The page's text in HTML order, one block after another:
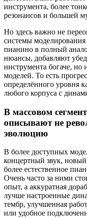
инструмента, более
резонансов и большей
Но здесь важно не
системы
пианино в полный
нюансы, добавляют
инструмента богаче,
моделей. То есть
определённого уровня
любого корпуса с
В массовом
описывают не
эволюцию
В более доступных
концертный звук,
более естественное
Очень часто за ними
опыт, а аккуратная
лучше настроенные
тембр, улучшенная
или удобное